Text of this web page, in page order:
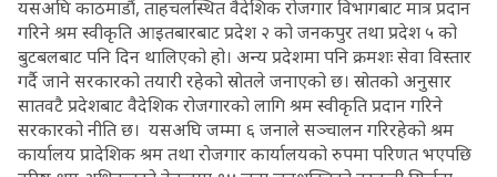
यसअघि काठमाडौं, ताहचलस्थित वैदेशिक रोजगार विभागबाट मात्र प्रदान
गरिने श्रम स्वीकृति आइतबारबाट प्रदेश २ को जनकपुर तथा प्रदेश ५ को
बुटबलबाट पनि दिन थालिएको हो। अन्य प्रदेशमा पनि क्रमशः सेवा विस्तार
गर्दै जाने सरकारको तयारी रहेको स्रोतले जनाएको छ। स्रोतको अनुसार
सातवटै प्रदेशबाट वैदेशिक रोजगारको लागि श्रम स्वीकृति प्रदान गरिने
सरकारको नीति छ। यसअघि जम्मा ६ जनाले सञ्चालन गरिरहेको श्रम
कार्यालय प्रादेशिक श्रम तथा रोजगार कार्यालयको रुपमा परिणत भएपछि